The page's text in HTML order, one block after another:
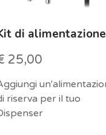
di alimentazione
25,00
riserva per il tuo